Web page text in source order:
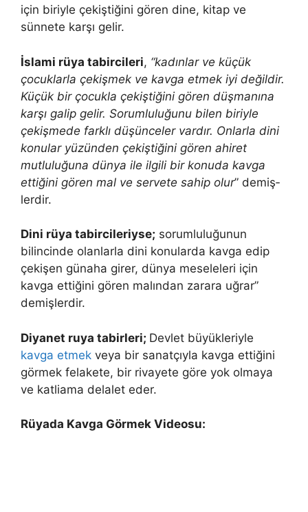
için biriyle çekiştiğini gören dine, kitap ve
sünnete karşı gelir.
İslami rüya tabircileri, “kadınlar ve küçük
çocuklarla çekişmek ve kavga etmek iyi değildir.
Küçük bir çocukla çekiştiğini gören düşmanına
karşı ga­lip gelir. Sorumluluğunu bilen biriyle
çekişmede farklı düşünceler vardır. Onlarla dini
konular yüzünden çekiştiğini gören ahiret
mutluluğuna dünya ile ilgili bir konuda kavga
ettiğini gören mal ve servete sahip olur” demiş­
lerdir.
Dini rüya tabircileriyse; sorumluluğunun
bilincinde olanlarla dini konularda kavga edip
çekişen günaha girer, dünya meseleleri için
kavga ettiğini gören malından zarara uğrar”
demişlerdir.
Diyanet ruya tabirleri; Devlet büyükleriyle
kavga etmek veya bir sanatçıyla kavga ettiğini
görmek felakete, bir rivayete göre yok olmaya
ve katliama delalet eder.
Rüyada Kavga Görmek Videosu: